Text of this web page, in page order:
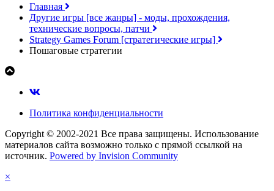
Главная
Другие игры [все жанры] - моды, прохождения,
технические вопросы, патчи
Strategy Games Forum [стратегические игры]
Пошаговые стратегии
Политика конфиденциальности
Copyright © 2002-2021 Все права защищены. Использование
материалов сайта возможно только с прямой ссылкой на
источник. Powered by Invision Community
×